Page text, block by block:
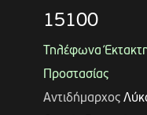
15100
Τηλέφωνα
Προστασίας
Αντιδήμαρχος